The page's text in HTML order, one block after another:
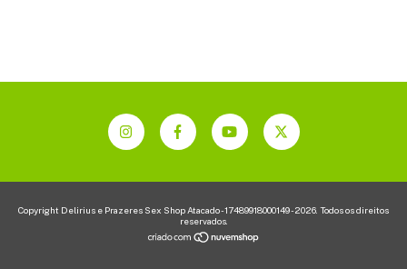
Copyright Delirius e Prazeres Sex Shop Atacado - 17489918000149 - 2026. Todos os direitos
reservados.